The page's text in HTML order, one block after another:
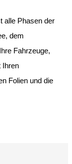
alle Phasen der
dem
Fahrzeuge,
Ihren
Folien und die